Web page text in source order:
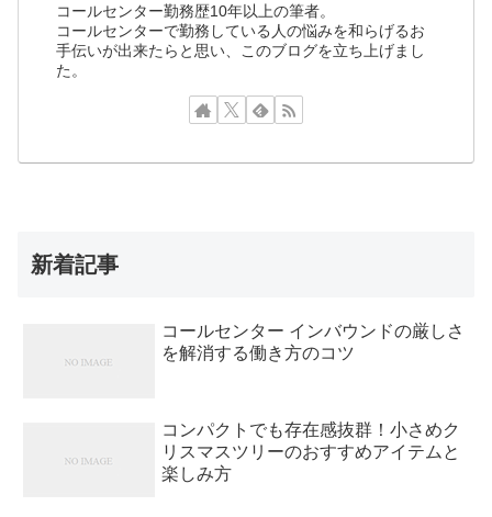
コールセンター勤務歴10年以上の筆者。
コールセンターで勤務している人の悩みを和らげるお
手伝いが出来たらと思い、このブログを立ち上げまし
た。
新着記事
コールセンター インバウンドの厳しさ
を解消する働き方のコツ
コンパクトでも存在感抜群！小さめク
リスマスツリーのおすすめアイテムと
楽しみ方